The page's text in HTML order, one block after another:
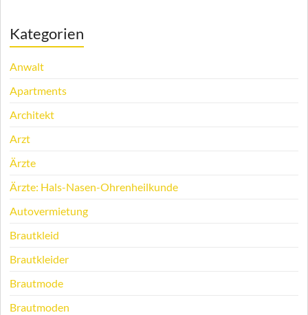
Kategorien
Anwalt
Apartments
Architekt
Arzt
Ärzte
Ärzte: Hals-Nasen-Ohrenheilkunde
Autovermietung
Brautkleid
Brautkleider
Brautmode
Brautmoden